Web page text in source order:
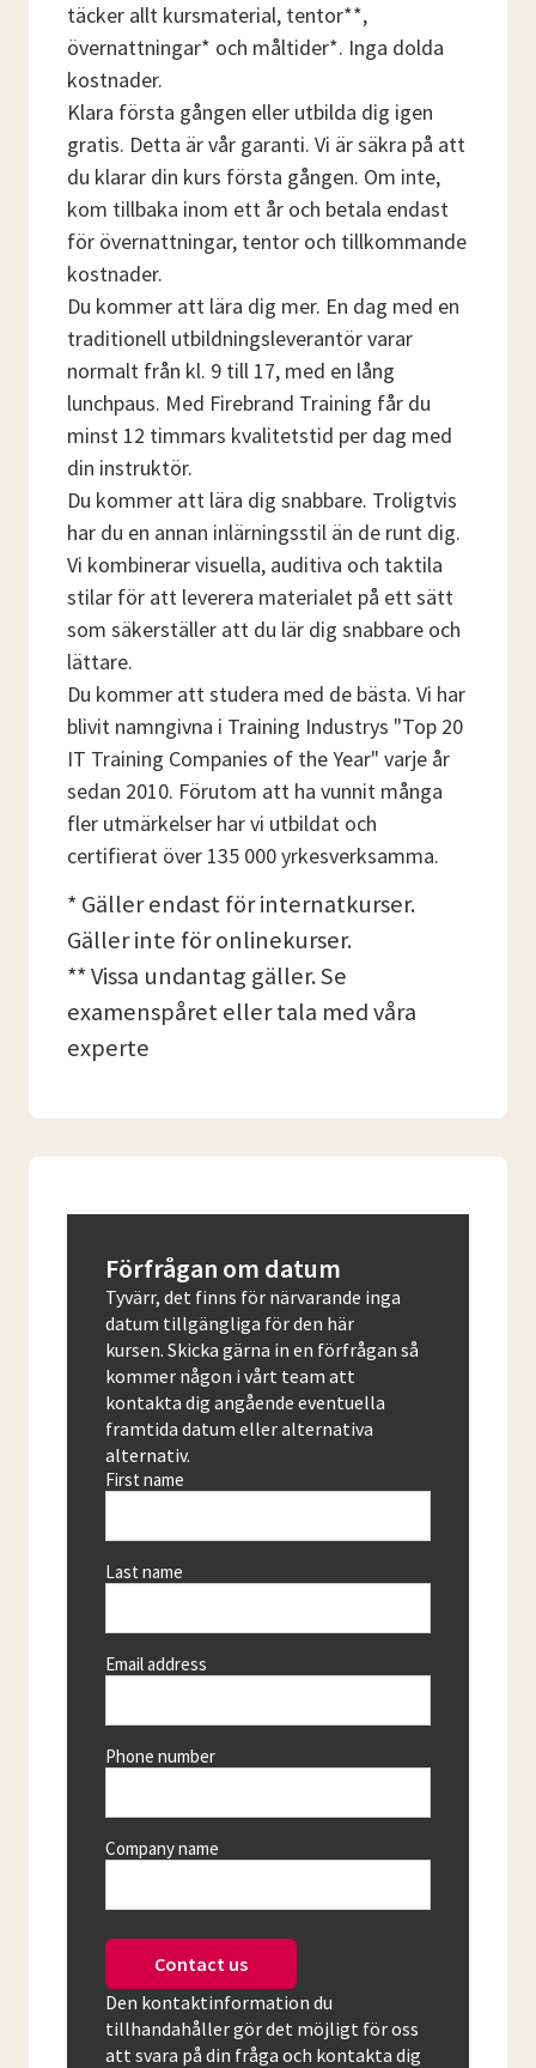
täcker allt kursmaterial, tentor**,
övernattningar* och måltider*. Inga dolda
kostnader.
Klara första gången eller utbilda dig igen
gratis. Detta är vår garanti. Vi är säkra på att
du klarar din kurs första gången. Om inte,
kom tillbaka inom ett år och betala endast
för övernattningar, tentor och tillkommande
kostnader.
Du kommer att lära dig mer. En dag med en
traditionell utbildningsleverantör varar
normalt från kl. 9 till 17, med en lång
lunchpaus. Med Firebrand Training får du
minst 12 timmars kvalitetstid per dag med
din instruktör.
Du kommer att lära dig snabbare. Troligtvis
har du en annan inlärningsstil än de runt dig.
Vi kombinerar visuella, auditiva och taktila
stilar för att leverera materialet på ett sätt
som säkerställer att du lär dig snabbare och
lättare.
Du kommer att studera med de bästa. Vi har
blivit namngivna i Training Industrys "Top 20
IT Training Companies of the Year" varje år
sedan 2010. Förutom att ha vunnit många
fler utmärkelser har vi utbildat och
certifierat över 135 000 yrkesverksamma.
* Gäller endast för internatkurser.
Gäller inte för onlinekurser.
** Vissa undantag gäller. Se
examenspåret eller tala med våra
experte
Förfrågan om datum
Tyvärr, det finns för närvarande inga
datum tillgängliga för den här
kursen. Skicka gärna in en förfrågan så
kommer någon i vårt team att
kontakta dig angående eventuella
framtida datum eller alternativa
alternativ.
First name
Last name
Email address
Phone number
Company name
Contact us
Den kontaktinformation du
tillhandahåller gör det möjligt för oss
att svara på din fråga och kontakta dig